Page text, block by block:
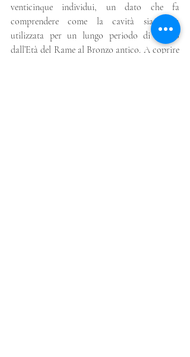
venticinque individui, un dato che fa
comprendere come la cavità sia stata
utilizzata per un lungo periodo di tempo
dall’Età del Rame al Bronzo antico. A coprire